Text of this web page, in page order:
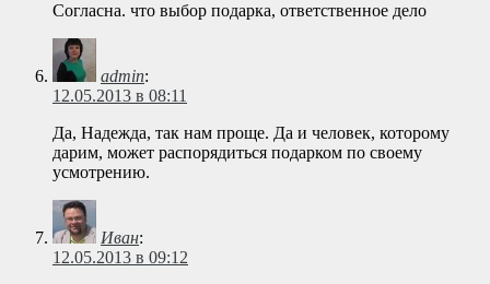
Согласна. что выбор подарка, ответственное дело
admin:
12.05.2013 в 08:11
Да, Надежда, так нам проще. Да и человек, которому
дарим, может распорядиться подарком по своему
усмотрению.
Иван:
12.05.2013 в 09:12